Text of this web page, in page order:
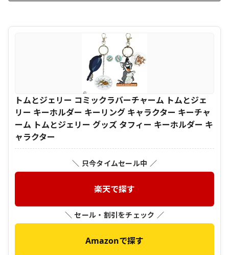
トムとジェリー コミックラバーチャーム トムとジェ
リー キーホルダー キーリング キャラクター キーチャ
ーム トムとジェリー グッズ タフィー キーホルダー キ
ャラクター
＼ 只今タイムセール中 ／
楽天で探す
＼ セール・割引をチェック ／
Amazonで探す